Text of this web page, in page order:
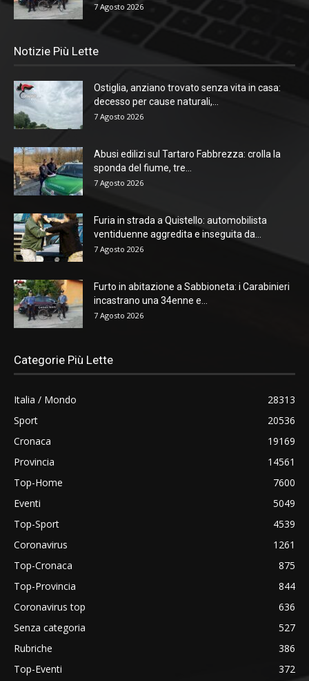
7 Agosto 2026
Notizie Più Lette
Ostiglia, anziano trovato senza vita in casa:
decesso per cause naturali,...
7 Agosto 2026
Abusi edilizi sul Tartaro Fabbrezza: crolla la
sponda del fiume, tre...
7 Agosto 2026
Furia in strada a Quistello: automobilista
ventiduenne aggredita e inseguita da...
7 Agosto 2026
Furto in abitazione a Sabbioneta: i Carabinieri
incastrano una 34enne e...
7 Agosto 2026
Categorie Più Lette
Italia / Mondo
28313
Sport
20536
Cronaca
19169
Provincia
14561
Top-Home
7600
Eventi
5049
Top-Sport
4539
Coronavirus
1261
Top-Cronaca
875
Top-Provincia
844
Coronavirus top
636
Senza categoria
527
Rubriche
386
Top-Eventi
372